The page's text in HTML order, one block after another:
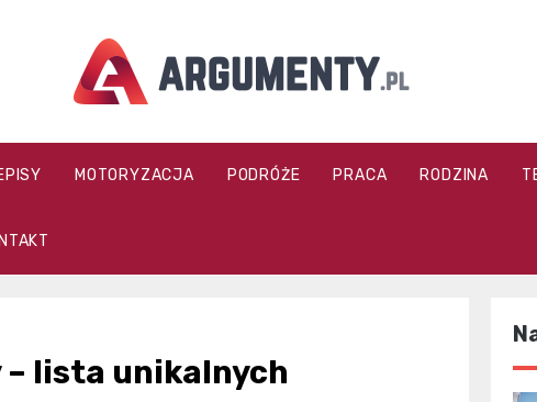
argumenty.pl
MOTORYZACJA PODRÓŻE PRACA RODZINA
– lista unikalnych